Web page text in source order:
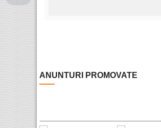
ANUNTURI PROMOVATE